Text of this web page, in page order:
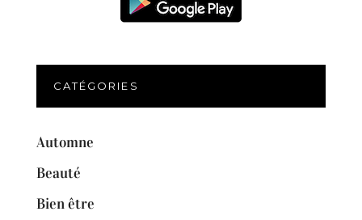
CATÉGORIES
Automne
Beauté
Bien être